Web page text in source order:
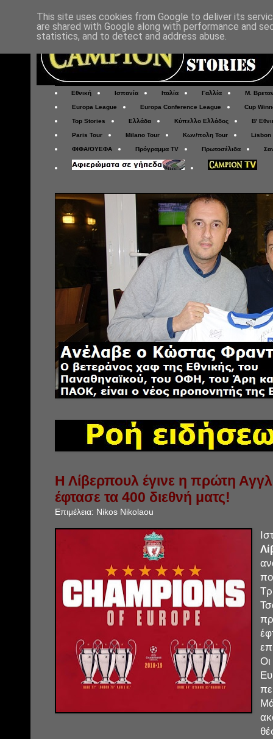
Εθνική Ισπανία Ιταλία Γαλλία Μ.
Europa League Europa Conference League Cup
Top Stories Ελλάδα Κύπελλο Ελλάδος Β'
Paris Tour Milano Tour Κων/πολη Tour Lisbon
ΦΙΦΑ/ΟΥΕΦΑ Πρόγραμμα TV Πρωτοσέλιδα
Η Λίβερπουλ έγινε η πρώτη
έφτασε τα 400 διεθνή ματς!
Επιμέλεια: Nikos Nikolaou
This site uses cookies from Google to deliver its
are shared with Google along with performance and
statistics, and to detect and address abuse.